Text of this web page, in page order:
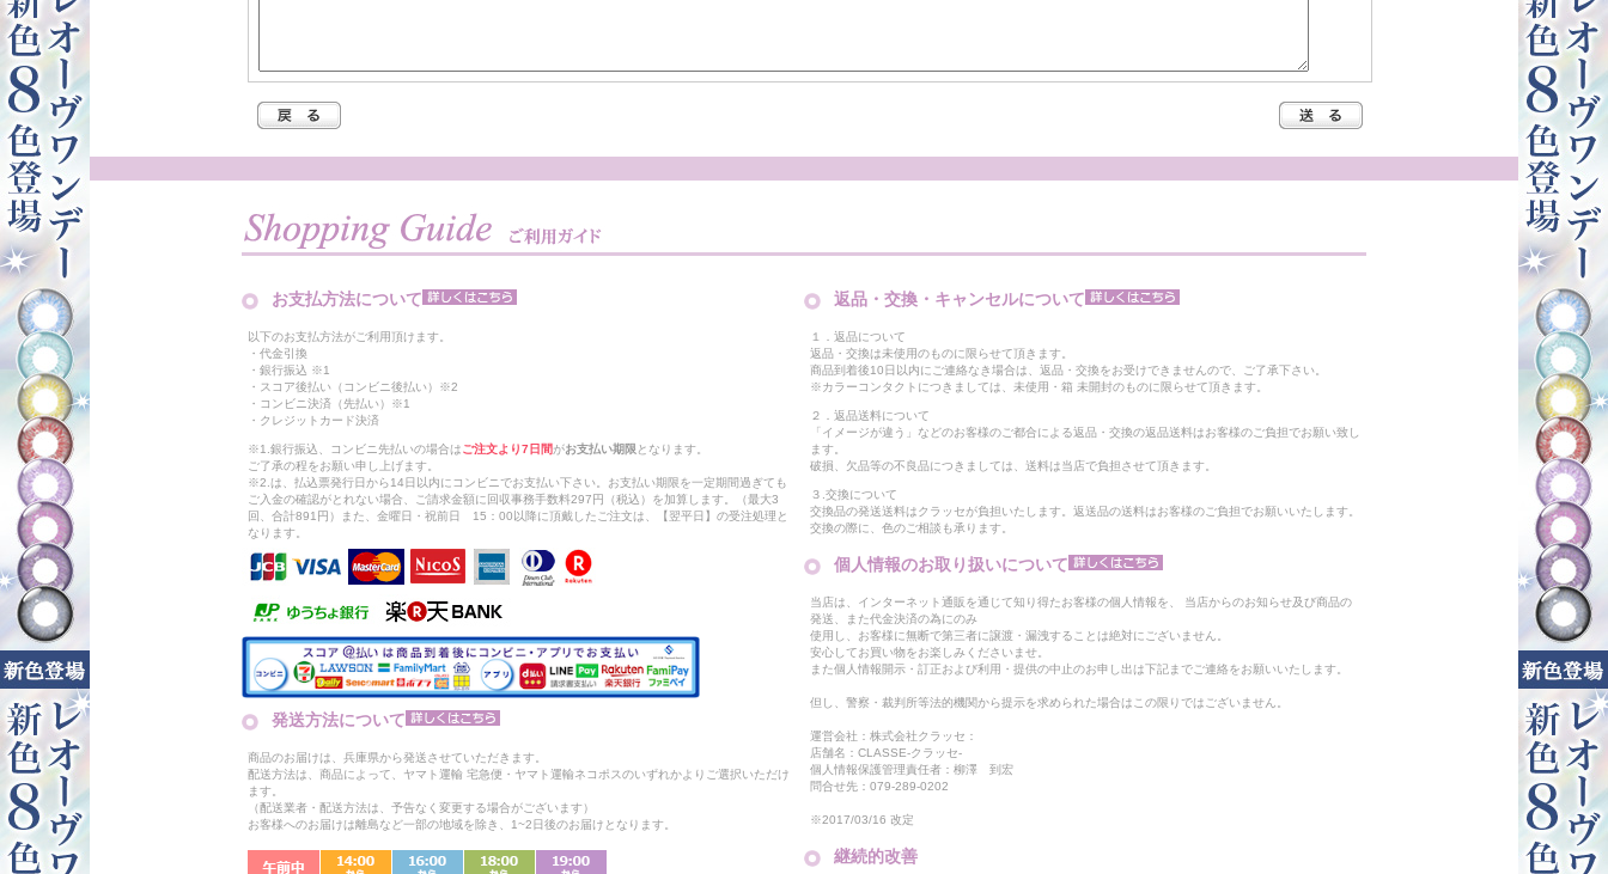
お支払方法について
以下のお支払方法がご利用頂けます。
・代金引換
・銀行振込 ※1
・スコア後払い（コンビニ後払い）※2
・コンビニ決済（先払い）※1
・クレジットカード決済
※1.銀行振込、コンビニ先払いの場合はご注文より7日間がお支払い期限 となります。
ご了承の程をお願い申し上げます。
※2.は、払込票発行日から14日以内にコンビニでお支払い下さい。お支払い期限を一定期間過ぎても
ご入金の確認がとれない場合、ご請求金額に回収事務手数料297円（税込）を加算します。（最大3
回、合計891円）また、金曜日・祝前日 15：00以降に頂戴したご注文は、【翌平日】の受注処理と
なります。
発送方法について
商品のお届けは、兵庫県から発送させていただきます。
配送方法は、商品によって、ヤマト運輸 宅急便・ヤマト運輸ネコポスのいずれかよりご選択いただけ
ます。
（配送業者・配送方法は、予告なく変更する場合がございます）
お客様へのお届けは離島など一部の地域を除き、1~2日後のお届けとなります。
返品・交換・キャンセルについて
１．返品について
返品・交換は未使用のものに限らせて頂きます。
商品到着後10日以内にご連絡なき場合は、返品・交換をお受けできませんので、ご了承下さい。
※カラーコンタクトにつきましては、未使用・箱 未開封のものに限らせて頂きます。
２．返品送料について
「イメージが違う」などのお客様のご都合による返品・交換の返品送料はお客様のご負担でお願い致し
ます。
破損、欠品等の不良品につきましては、送料は当店で負担させて頂きます。
３.交換について
交換品の発送送料はクラッセが負担いたします。返送品の送料はお客様のご負担でお願いいたします。
交換の際に、色のご相談も承ります。
個人情報のお取り扱いについて
当店は、インターネット通販を通じて知り得たお客様の個人情報を、 当店からのお知らせ及び商品の
発送、また代金決済の為にのみ
使用し、お客様に無断で第三者に譲渡・漏洩することは絶対にございません。
安心してお買い物をお楽しみくださいませ。
また個人情報開示・訂正および利用・提供の中止のお申し出は下記までご連絡をお願いいたします。
但し、警察・裁判所等法的機関から提示を求められた場合はこの限りではございません。
運営会社：株式会社クラッセ：
店舗名：CLASSE-クラッセ-
個人情報保護管理責任者：柳澤 到宏
問合せ先：079-289-0202
※2017/03/16 改定
継続的改善